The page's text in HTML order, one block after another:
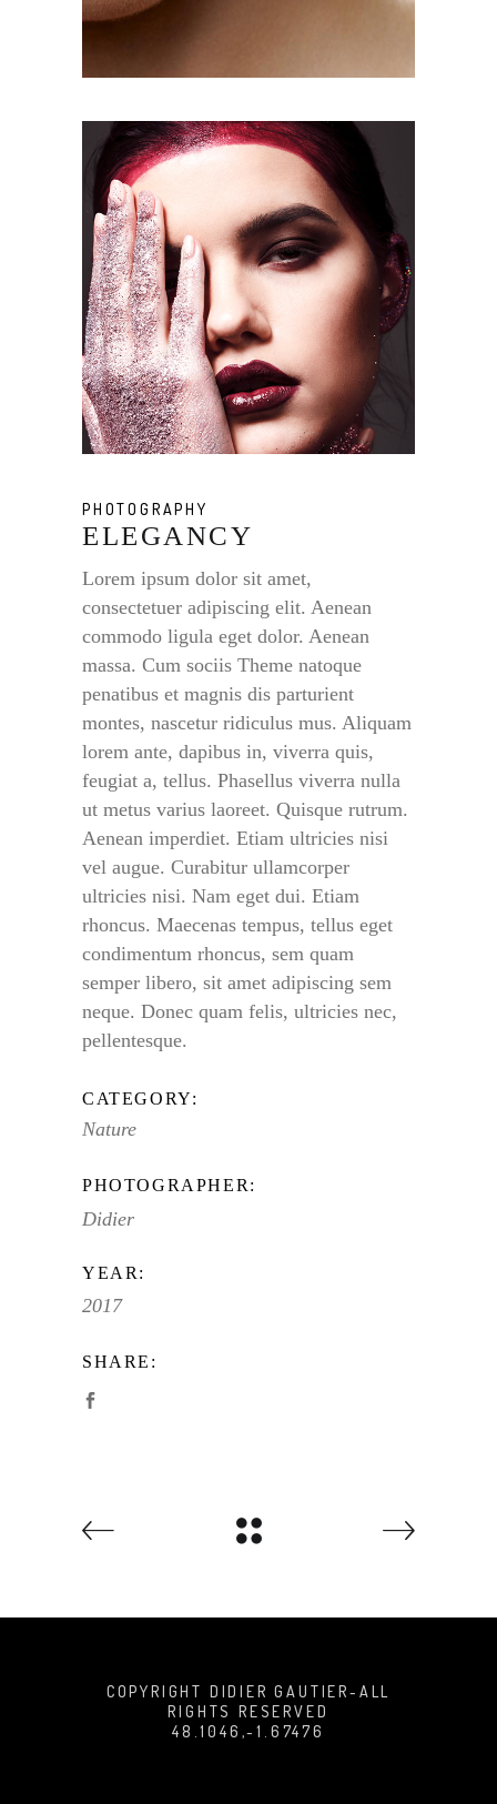
PHOTOGRAPHY
ELEGANCY
Lorem ipsum dolor sit amet,
consectetuer adipiscing elit. Aenean
commodo ligula eget dolor. Aenean
massa. Cum sociis Theme natoque
penatibus et magnis dis parturient
montes, nascetur ridiculus mus. Aliquam
lorem ante, dapibus in, viverra quis,
feugiat a, tellus. Phasellus viverra nulla
ut metus varius laoreet. Quisque rutrum.
Aenean imperdiet. Etiam ultricies nisi
vel augue. Curabitur ullamcorper
ultricies nisi. Nam eget dui. Etiam
rhoncus. Maecenas tempus, tellus eget
condimentum rhoncus, sem quam
semper libero, sit amet adipiscing sem
neque. Donec quam felis, ultricies nec,
pellentesque.
CATEGORY:
Nature
PHOTOGRAPHER:
Didier
YEAR:
2017
SHARE:
COPYRIGHT DIDIER GAUTIER-ALL
RIGHTS RESERVED
48.1046,-1.67476